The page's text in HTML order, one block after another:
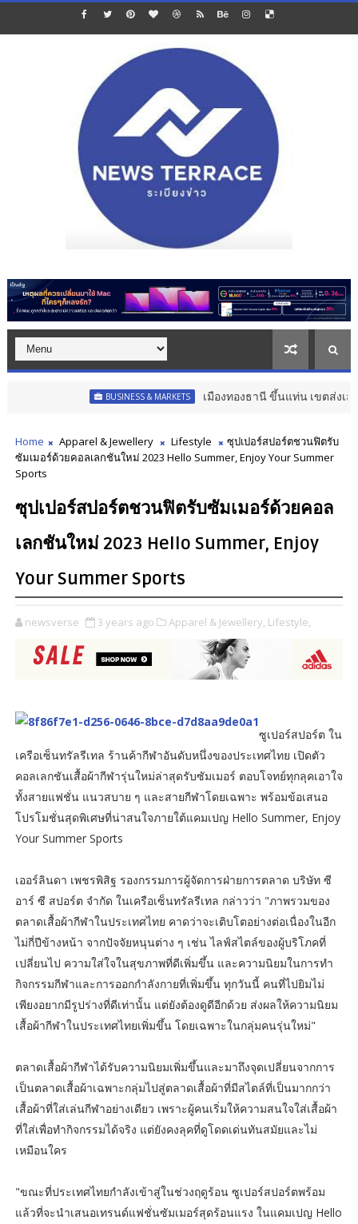
BUSINESS & MARKETS เมืองทองธานี ขึ้นแท่น เขตส่งเสริมเมื
Home Apparel & Jewellery Lifestyle
ซุปเปอร์สปอร์ตชวนฟิตรับ
ซัมเมอร์ด้วยคอลเลกชันใหม่ 2023 Hello Summer, Enjoy Your Summer
Sports
ซุปเปอร์สปอร์ตชวนฟิตรับซัมเมอร์ด้วยคอล
เลกชันใหม่ 2023 Hello Summer, Enjoy
Your Summer Sports
newsverse 3 years ago Apparel & Jewellery, Lifestyle,
ซูเปอร์สปอร์ต ใน
เครือเซ็นทรัลรีเทล ร้านค้ากีฬาอันดับหนึ่งของประเทศไทย เปิดตัว
คอลเลกชันเสื้อผ้ากีฬารุ่นใหม่ล่าสุดรับซัมเมอร์ ตอบโจทย์ทุกลุคเอาใจ
ทั้งสายแฟชั่น แนวสบาย ๆ และสายกีฬาโดยเฉพาะ พร้อมข้อเสนอ
โปรโมชั่นสุดพิเศษที่น่าสนใจภายใต้แคมเปญ Hello Summer, Enjoy
Your Summer Sports
เออร์ลินดา เพชรพิสิฐ รองกรรมการผู้จัดการฝ่ายการตลาด บริษัท ซี
อาร์ ซี สปอร์ต จำกัด ในเครือเซ็นทรัลรีเทล กล่าวว่า "ภาพรวมของ
ตลาดเสื้อผ้ากีฬาในประเทศไทย คาดว่าจะเติบโตอย่างต่อเนื่องในอีก
ไม่กี่ปีข้างหน้า จากปัจจัยหนุนต่าง ๆ เช่น ไลฟ์สไตล์ของผู้บริโภคที่
เปลี่ยนไป ความใส่ใจในสุขภาพที่ดีเพิ่มขึ้น และความนิยมในการทำ
กิจกรรมกีฬาและการออกกำลังกายที่เพิ่มขึ้น ทุกวันนี้ คนที่ไปยิมไม่
เพียงอยากมีรูปร่างที่ดีเท่านั้น แต่ยังต้องดูดีอีกด้วย ส่งผลให้ความนิยม
เสื้อผ้ากีฬาในประเทศไทยเพิ่มขึ้น โดยเฉพาะในกลุ่มคนรุ่นใหม่"
ตลาดเสื้อผ้ากีฬาได้รับความนิยมเพิ่มขึ้นและมาถึงจุดเปลี่ยนจากการ
เป็นตลาดเสื้อผ้าเฉพาะกลุ่มไปสู่ตลาดเสื้อผ้าที่มีสไตล์ที่เป็นมากกว่า
เสื้อผ้าที่ใส่เล่นกีฬาอย่างเดียว เพราะผู้คนเริ่มให้ความสนใจใส่เสื้อผ้า
ที่ใส่เพื่อทำกิจกรรมได้จริง แต่ยังคงลุคที่ดูโดดเด่นทันสมัยและไม่
เหมือนใคร
"ขณะที่ประเทศไทยกำลังเข้าสู่ในช่วงฤดูร้อน ซูเปอร์สปอร์ตพร้อม
แล้วที่จะนำเสนอเทรนด์แฟชั่นซัมเมอร์สุดร้อนแรง ในแคมเปญ Hello